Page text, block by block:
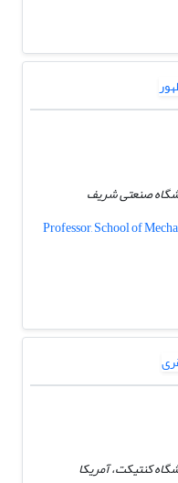
صنعتی شریف
Professor, School of
کنتیکت، آمریکا